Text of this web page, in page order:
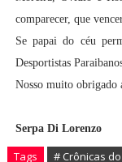
comparecer, que
Se papai do céu
Desportistas
Nosso muito obrigado
Serpa Di Lorenzo
Tags # Crônicas